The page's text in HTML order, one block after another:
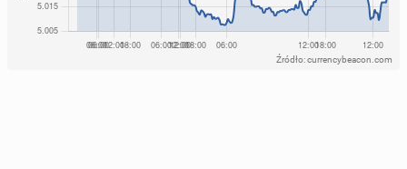
Źródło: currencybeacon.com